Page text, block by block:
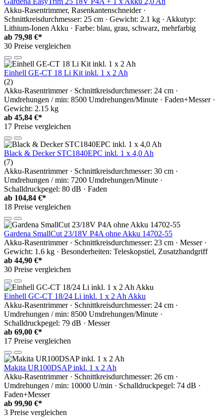
Akku-Rasentrimmer, Rasenkantenschneider ·
Schnittkreisdurchmesser: 25 cm · Gewicht: 2.1 kg · Akkutyp:
Lithium-Ionen Akku · Farbe: blau, grau, schwarz, mehrfarbig
ab 79,98 €*
30 Preise vergleichen
Einhell GE-CT 18 Li Kit inkl. 1 x 2 Ah
(2)
Akku-Rasentrimmer · Schnittkreisdurchmesser: 24 cm ·
Umdrehungen / min: 8500 Umdrehungen/Minute · Faden+Messer ·
Gewicht: 2.15 kg
ab 45,84 €*
17 Preise vergleichen
Black & Decker STC1840EPC inkl. 1 x 4,0 Ah
(7)
Akku-Rasentrimmer · Schnittkreisdurchmesser: 30 cm ·
Umdrehungen / min: 7200 Umdrehungen/Minute ·
Schalldruckpegel: 80 dB · Faden
ab 104,84 €*
18 Preise vergleichen
Gardena SmallCut 23/18V P4A ohne Akku 14702-55
Akku-Rasentrimmer · Schnittkreisdurchmesser: 23 cm · Messer ·
Gewicht: 1.6 kg · Besonderheiten: Teleskopstiel, Zusatzhandgriff
ab 44,90 €*
30 Preise vergleichen
Einhell GC-CT 18/24 Li inkl. 1 x 2 Ah Akku
Akku-Rasentrimmer · Schnittkreisdurchmesser: 24 cm ·
Umdrehungen / min: 8500 Umdrehungen/Minute ·
Schalldruckpegel: 79 dB · Messer
ab 69,00 €*
17 Preise vergleichen
Makita UR100DSAP inkl. 1 x 2 Ah
Akku-Rasentrimmer · Schnittkreisdurchmesser: 26 cm ·
Umdrehungen / min: 10000 U/min · Schalldruckpegel: 74 dB ·
Faden+Messer
ab 99,90 €*
3 Preise vergleichen